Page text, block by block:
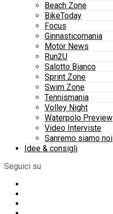
Beach Zone
BikeToday
Focus
Ginnasticomania
Motor News
Run2U
Salotto Bianco
Sprint Zone
Swim Zone
Tennismania
Volley Night
Waterpolo Preview
Video Interviste
Sanremo siamo noi
Idee & consigli
Seguici su